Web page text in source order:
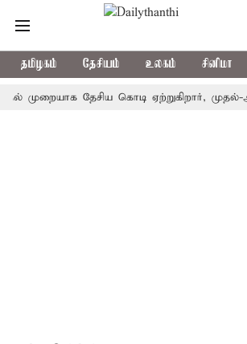
தமிழகம் தேசியம் உலகம் சினிமா
தேசிய கொடி ஏற்றுகிறார், முதல்-